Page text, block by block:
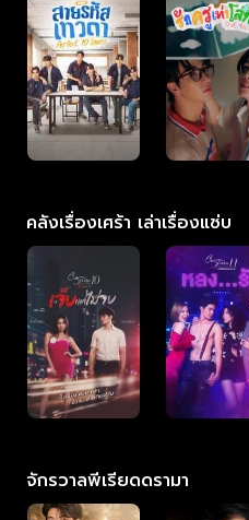
คลังเรื่องเศร้า เล่าเรื่องแซ่บ
จักรวาลพีเรียดดรามา